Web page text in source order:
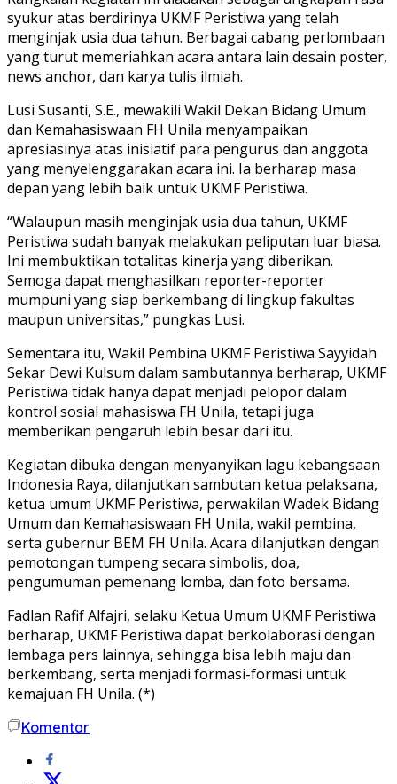
syukur atas berdirinya UKMF Peristiwa yang telah
menginjak usia dua tahun. Berbagai cabang perlombaan
yang turut memeriahkan acara antara lain desain poster,
news anchor, dan karya tulis ilmiah.
Lusi Susanti, S.E., mewakili Wakil Dekan Bidang Umum
dan Kemahasiswaan FH Unila menyampaikan
apresiasinya atas inisiatif para pengurus dan anggota
yang menyelenggarakan acara ini. Ia berharap masa
depan yang lebih baik untuk UKMF Peristiwa.
“Walaupun masih menginjak usia dua tahun, UKMF
Peristiwa sudah banyak melakukan peliputan luar biasa.
Ini membuktikan totalitas kinerja yang diberikan.
Semoga dapat menghasilkan reporter-reporter
mumpuni yang siap berkembang di lingkup fakultas
maupun universitas,” pungkas Lusi.
Sementara itu, Wakil Pembina UKMF Peristiwa Sayyidah
Sekar Dewi Kulsum dalam sambutannya berharap, UKMF
Peristiwa tidak hanya dapat menjadi pelopor dalam
kontrol sosial mahasiswa FH Unila, tetapi juga
memberikan pengaruh lebih besar dari itu.
Kegiatan dibuka dengan menyanyikan lagu kebangsaan
Indonesia Raya, dilanjutkan sambutan ketua pelaksana,
ketua umum UKMF Peristiwa, perwakilan Wadek Bidang
Umum dan Kemahasiswaan FH Unila, wakil pembina,
serta gubernur BEM FH Unila. Acara dilanjutkan dengan
pemotongan tumpeng secara simbolis, doa,
pengumuman pemenang lomba, dan foto bersama.
Fadlan Rafif Alfajri, selaku Ketua Umum UKMF Peristiwa
berharap, UKMF Peristiwa dapat berkolaborasi dengan
lembaga pers lainnya, sehingga bisa lebih maju dan
berkembang, serta menjadi formasi-formasi untuk
kemajuan FH Unila. (*)
Komentar